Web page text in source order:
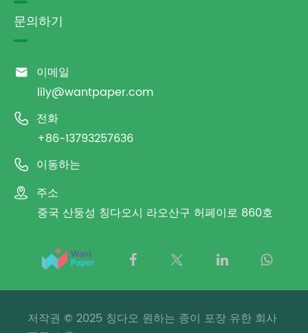
문의하기
 이메일
lily@wantpaper.com
 전화
+86-13793257636
 이동하는
 주소
중국 산둥성 칭다오시 라오산구 허페이로 860호
저작권 © 2025 칭다오 원하는 종이 포장 유한 회사